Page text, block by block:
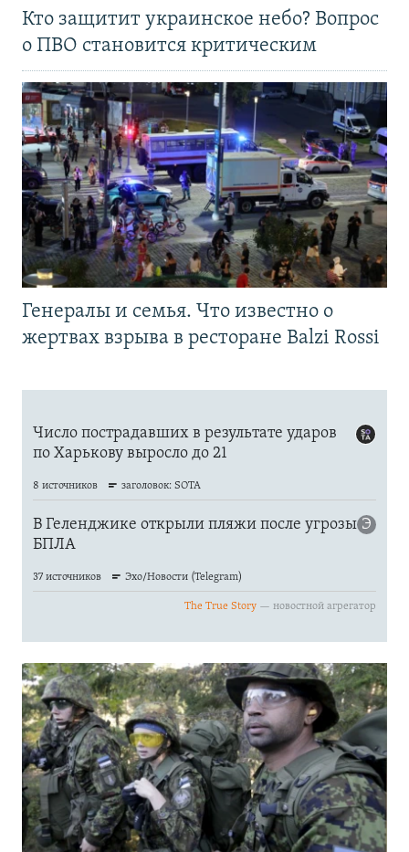
Кто защитит украинское небо? Вопрос
о ПВО становится критическим
Генералы и семья. Что известно о
жертвах взрыва в ресторане Balzi Rossi